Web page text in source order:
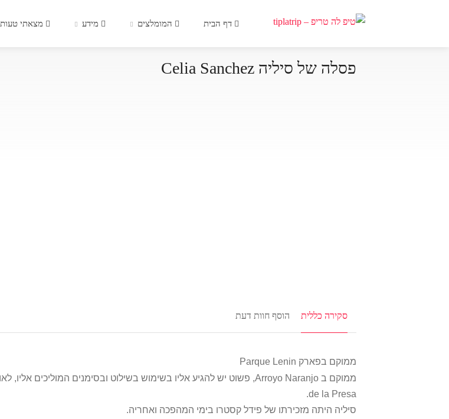
דף הבית המומלצים מידע מצאתי טעות
פסלה של סיליה Celia Sanchez
סקירה כללית הוסף חוות דעת
ממוקם בפארק Parque Lenin
de la Presa.
סיליה היתה מזכירתו של פידל קסטרו בימי המהפכה ואחריה.